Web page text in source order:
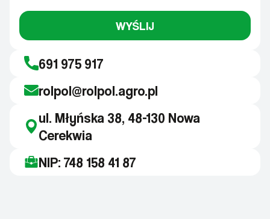
WYŚLIJ
691 975 917
rolpol@rolpol.agro.pl
ul. Młyńska 38, 48-130 Nowa
Cerekwia
NIP: 748 158 41 87